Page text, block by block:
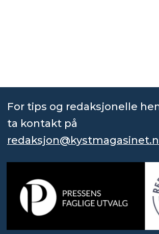
For tips og redaksjonelle
ta kontakt på